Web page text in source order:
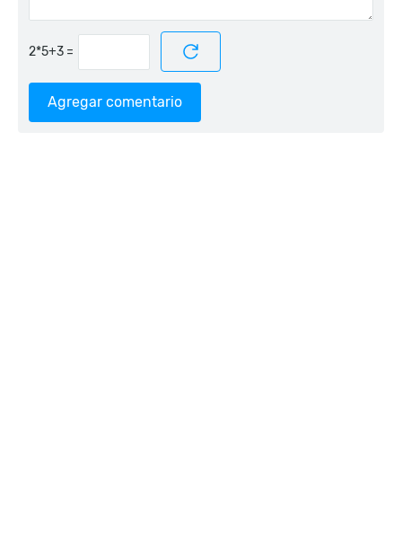
=
Agregar comentario